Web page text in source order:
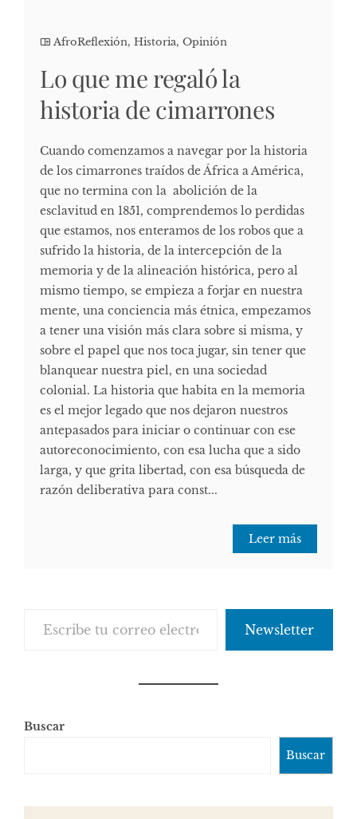
AfroReflexión, Historia, Opinión
Lo que me regaló la
historia de cimarrones
Cuando comenzamos a navegar por la historia
de los cimarrones traídos de África a América,
que no termina con la abolición de la
esclavitud en 1851, comprendemos lo perdidas
que estamos, nos enteramos de los robos que a
sufrido la historia, de la intercepción de la
memoria y de la alineación histórica, pero al
mismo tiempo, se empieza a forjar en nuestra
mente, una conciencia más étnica, empezamos
a tener una visión más clara sobre si misma, y
sobre el papel que nos toca jugar, sin tener que
blanquear nuestra piel, en una sociedad
colonial. La historia que habita en la memoria
es el mejor legado que nos dejaron nuestros
antepasados para iniciar o continuar con ese
autoreconocimiento, con esa lucha que a sido
larga, y que grita libertad, con esa búsqueda de
razón deliberativa para const...
Leer más
Newsletter
Buscar
Buscar